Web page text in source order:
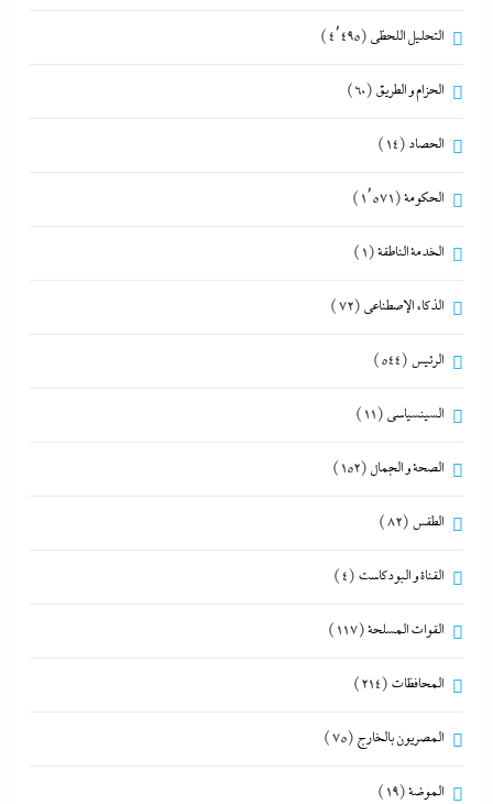
التحليل اللحظي (4٬495)
الحزام و الطريق (60)
الحصاد (14)
الحكومة(1٬571)
الخدمة الناطقة(1)
الذكاء الإصطناعي (72)
الرئيس (544)
السينسياسي (11)
الصحة و الجمال (152)
الطقس (82)
القناة و البودكاست (4)
القوات المسلحة(117)
المحافظات (214)
المصريون بالخارج (75)
الموضة(19)